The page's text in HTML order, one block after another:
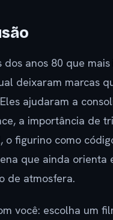
dos anos 80 que
deixaram marcas
ajudaram a
a importância de
o figurino como
que ainda orienta
de atmosfera.
você: escolha um